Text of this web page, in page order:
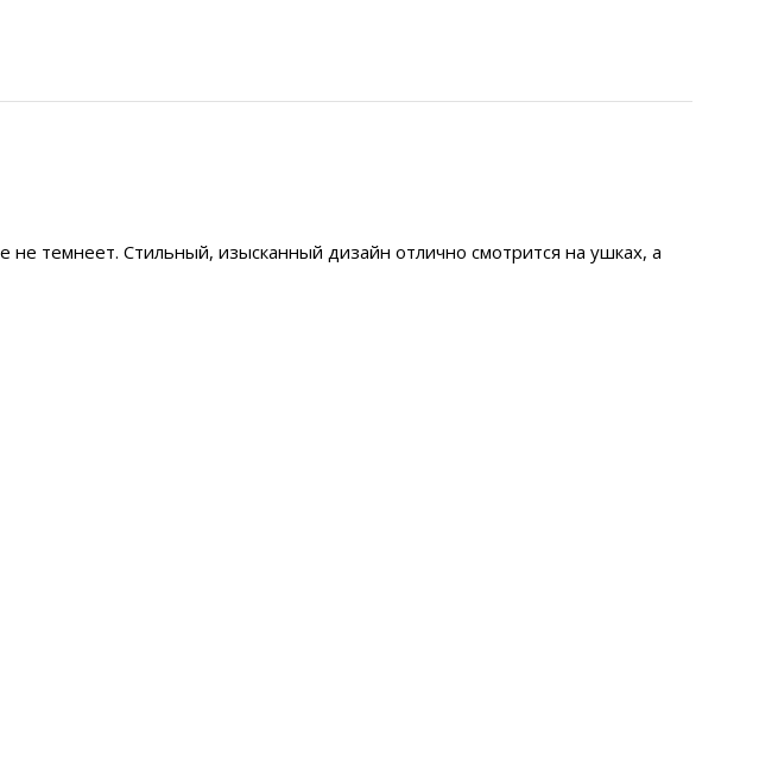
не темнеет. Стильный, изысканный дизайн отлично смотрится на ушках, а